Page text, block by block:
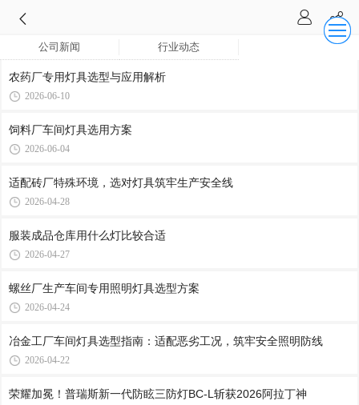
公司新闻 行业动态
农药厂专用灯具选型与应用解析
2026-06-10
饲料厂车间灯具选用方案
2026-06-04
适配砖厂特殊环境，选对灯具筑牢生产安全线
2026-04-28
服装成品仓库用什么灯比较合适
2026-04-27
螺丝厂生产车间专用照明灯具选型方案
2026-04-24
冶金工厂车间灯具选型指南：适配恶劣工况，筑牢安全照明防线
2026-04-22
荣耀加冕！普瑞斯新一代防眩三防灯BC-L斩获2026阿拉丁神